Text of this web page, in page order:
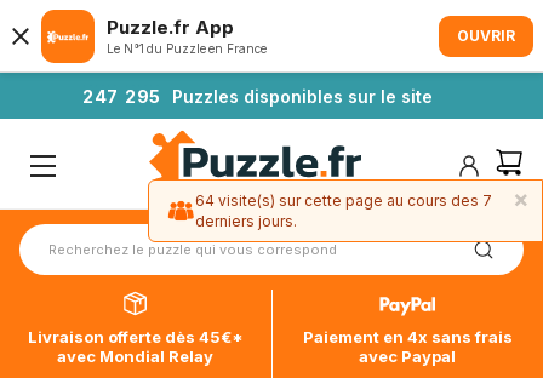
247 295 Puzzles disponibles sur le site
Livraison offerte dès 45€*
avec Mondial Relay
Paiement en 4x sans frais
avec Paypal
Puzzle.fr App
Le N°1 du Puzzle en France
OUVRIR
×
64 visite(s) sur cette page au cours des 7
derniers jours.